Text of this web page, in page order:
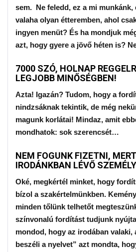
sem. Ne feledd, ez a mi munkánk,
valaha olyan étteremben, ahol
ingyen menüt? És ha mondjuk
azt, hogy gyere a jövő héten is?
7000 SZÓ, HOLNAP
LEGJOBB MINŐSÉGBEN!
Azta! Igazán? Tudom, hogy a
nindzsáknak tekintik, de még
magunk korlátai! Mindaz, amit
mondhatok: sok szerencsét…
NEM FOGUNK FIZETNI,
IRODÁNKBAN LÉVŐ
Oké, megkértél minket, hogy
bízol a szakértelmünkben.
minden tőlünk telhetőt
színvonalú fordítást tudjunk
mondod, hogy az irodában valaki,
beszéli a nyelvet” azt mondta,